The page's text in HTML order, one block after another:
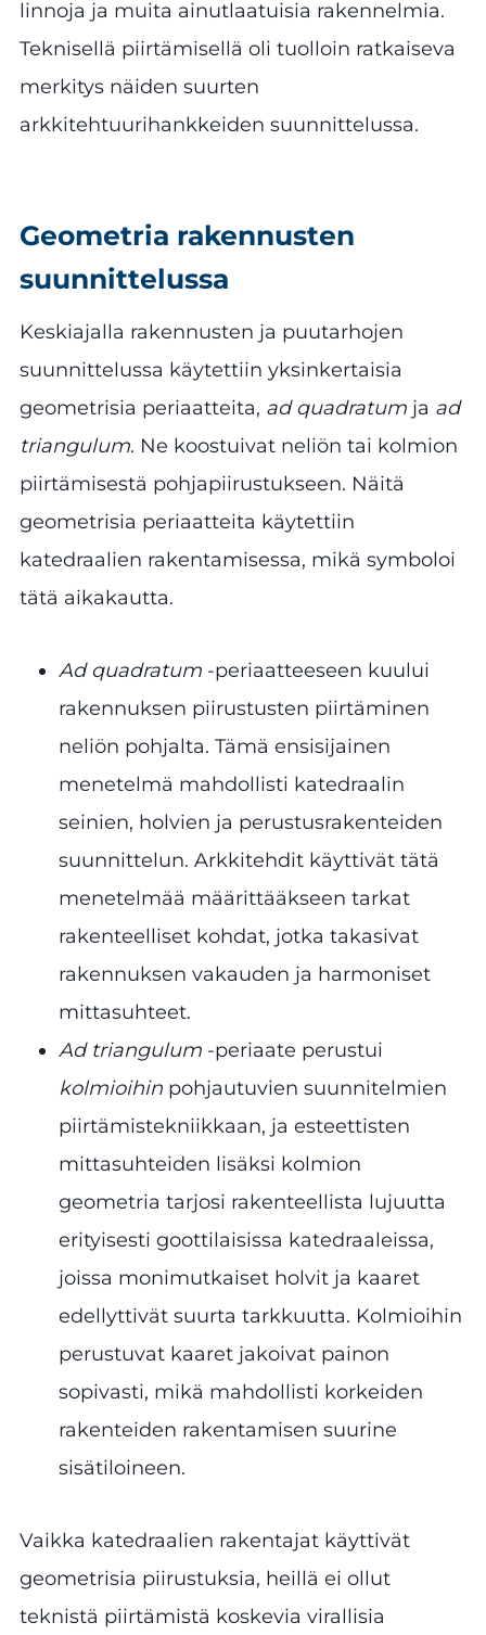
linnoja ja muita ainutlaatuisia rakennelmia.
Teknisellä piirtämisellä oli tuolloin ratkaiseva
merkitys näiden suurten
arkkitehtuurihankkeiden suunnittelussa.
Geometria rakennusten
suunnittelussa
Keskiajalla rakennusten ja puutarhojen
suunnittelussa käytettiin yksinkertaisia
geometrisia periaatteita, ad quadratum ja ad
triangulum. Ne koostuivat neliön tai kolmion
piirtämisestä pohjapiirustukseen. Näitä
geometrisia periaatteita käytettiin
katedraalien rakentamisessa, mikä symboloi
tätä aikakautta.
Ad quadratum -periaatteeseen kuului
rakennuksen piirustusten piirtäminen
neliön pohjalta. Tämä ensisijainen
menetelmä mahdollisti katedraalin
seinien, holvien ja perustusrakenteiden
suunnittelun. Arkkitehdit käyttivät tätä
menetelmää määrittääkseen tarkat
rakenteelliset kohdat, jotka takasivat
rakennuksen vakauden ja harmoniset
mittasuhteet.
Ad triangulum -periaate perustui
kolmioihin pohjautuvien suunnitelmien
piirtämistekniikkaan, ja esteettisten
mittasuhteiden lisäksi kolmion
geometria tarjosi rakenteellista lujuutta
erityisesti goottilaisissa katedraaleissa,
joissa monimutkaiset holvit ja kaaret
edellyttivät suurta tarkkuutta. Kolmioihin
perustuvat kaaret jakoivat painon
sopivasti, mikä mahdollisti korkeiden
rakenteiden rakentamisen suurine
sisätiloineen.
Vaikka katedraalien rakentajat käyttivät
geometrisia piirustuksia, heillä ei ollut
teknistä piirtämistä koskevia virallisia